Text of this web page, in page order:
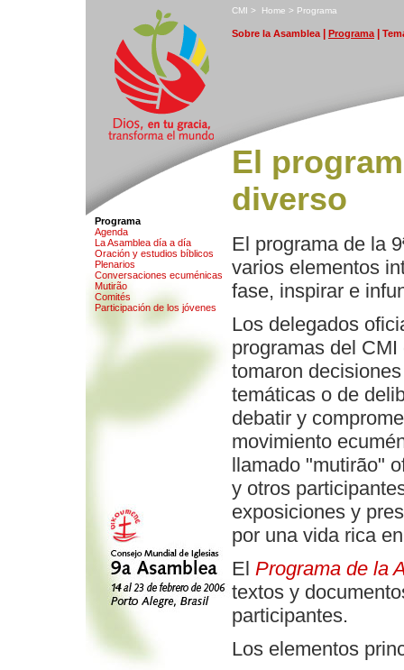
CMI > Home > Programa
Sobre la Asamblea| Programa| T
Programa
Agenda
L a Asamblea día a día
Oración y estudios bíblicos
Plenarios
Conversaciones ecuménicas
Mutirão
Comités
Participación de los jóvenes
El
diverso
El programa de la
varios elementos
fase, inspirar e
Los delegados
programas del
tomaron
temáticas o de
debatir y
movimiento
llamado "mutirão"
y otros
exposiciones y
por una vida rica
El Programa de la
textos y
participantes.
Los elementos